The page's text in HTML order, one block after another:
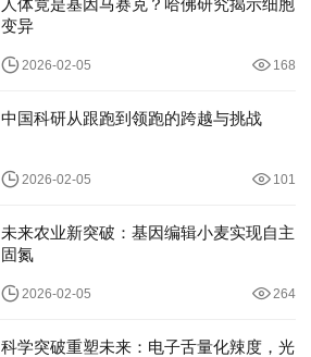
变异
2026-02-05 168
中国科研从跟跑到领跑的跨越与挑战
2026-02-05 101
未来农业新突破：基因编辑小麦实现自主
固氮
2026-02-05 264
科学突破重塑未来：电子舌量化辣度，光